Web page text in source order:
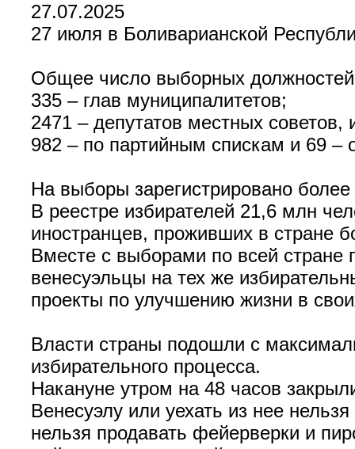
27.07.2025
27 июля в Боливарианской
Общее число выборных
335 – глав муниципалитетов;
2471 – депутатов местных
982 – по партийным спискам и 69 –
На выборы зарегистрировано
В реестре избирателей 21,6 млн
иностранцев, проживших в стране
Вместе с выборами по всей стране
венесуэльцы на тех же
проекты по улучшению жизни в
Власти страны подошли с
избирательного процесса.
Накануне утром на 48 часов
Венесуэлу или уехать из нее
нельзя продавать фейерверки и